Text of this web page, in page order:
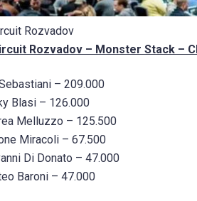
Rozvadov
Rozvadov – Monster Stack –
– 209.000
Blasi – 126.000
Melluzzo – 125.500
Miracoli – 67.500
Di Donato – 47.000
Baroni – 47.000